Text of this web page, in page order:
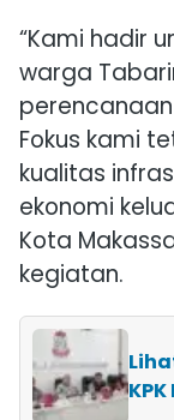
“Kami hadir
warga
Fokus kami
kualitas
ekonomi
Kota
kegiatan.